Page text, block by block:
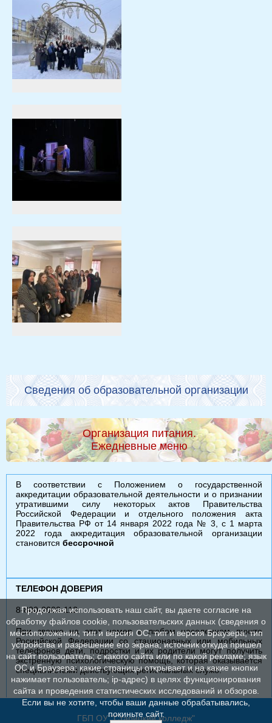
Сведения об образовательной организации
Организация питания.
Ежедневные меню
В соответствии с Положением о государственной
аккредитации образовательной деятельности и о признании
утратившими силу некоторых актов Правительства
Российской Федерации и отдельного положения акта
Правительства РФ от 14 января 2022 года № 3, с 1 марта
2022 года аккредитация образовательной организации
становитсябессрочной
ТЕЛЕФОН ДОВЕРИЯ
8-800-2000-112
При звонке на этот номер в любом населенном пункте
Росиийской Федерации со стационарных или мобильных
телефонов дети, подростки и их родители могут получить
экстренную психологическую помощь, которая оказывается
специалистами действующих региональных служб.
ГБП ОУ "Старицкий колледж"
Продолжая использовать наш сайт, вы даете согласие на
обработку файлов cookie, пользовательских данных (сведения о
местоположении; тип и версия ОС; тип и версия Браузера; тип
устройства и разрешение его экрана; источник откуда пришел
на сайт пользователь; с какого сайта или по какой рекламе; язык
ОС и Браузера; какие страницы открывает и на какие кнопки
нажимает пользователь; ip-адрес) в целях функционирования
сайта и проведения статистических исследований и обзоров.
Если вы не хотите, чтобы ваши данные обрабатывались,
покиньте сайт.